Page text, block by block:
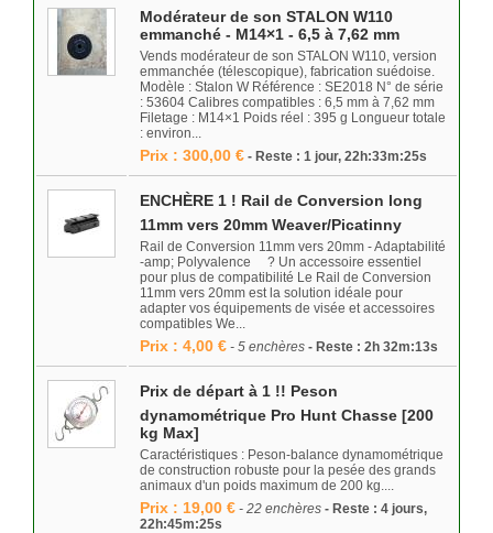
Modérateur de son STALON W110
emmanché - M14×1 - 6,5 à 7,62 mm
Vends modérateur de son STALON W110, version
emmanchée (télescopique), fabrication suédoise.
Modèle : Stalon W Référence : SE2018 N° de série
: 53604 Calibres compatibles : 6,5 mm à 7,62 mm
Filetage : M14×1 Poids réel : 395 g Longueur totale
: environ...
Prix : 300,00 € - Reste : 1 jour, 22h:33m:25s
ENCHÈRE 1 ! Rail de Conversion long
11mm vers 20mm Weaver/Picatinny
Rail de Conversion 11mm vers 20mm - Adaptabilité
-amp; Polyvalence ? Un accessoire essentiel
pour plus de compatibilité Le Rail de Conversion
11mm vers 20mm est la solution idéale pour
adapter vos équipements de visée et accessoires
compatibles We...
Prix : 4,00 € - 5 enchères - Reste : 2h 32m:13s
Prix de départ à 1 !! Peson
dynamométrique Pro Hunt Chasse [200
kg Max]
Caractéristiques : Peson-balance dynamométrique
de construction robuste pour la pesée des grands
animaux d'un poids maximum de 200 kg....
Prix : 19,00 € - 22 enchères - Reste : 4 jours,
22h:45m:25s